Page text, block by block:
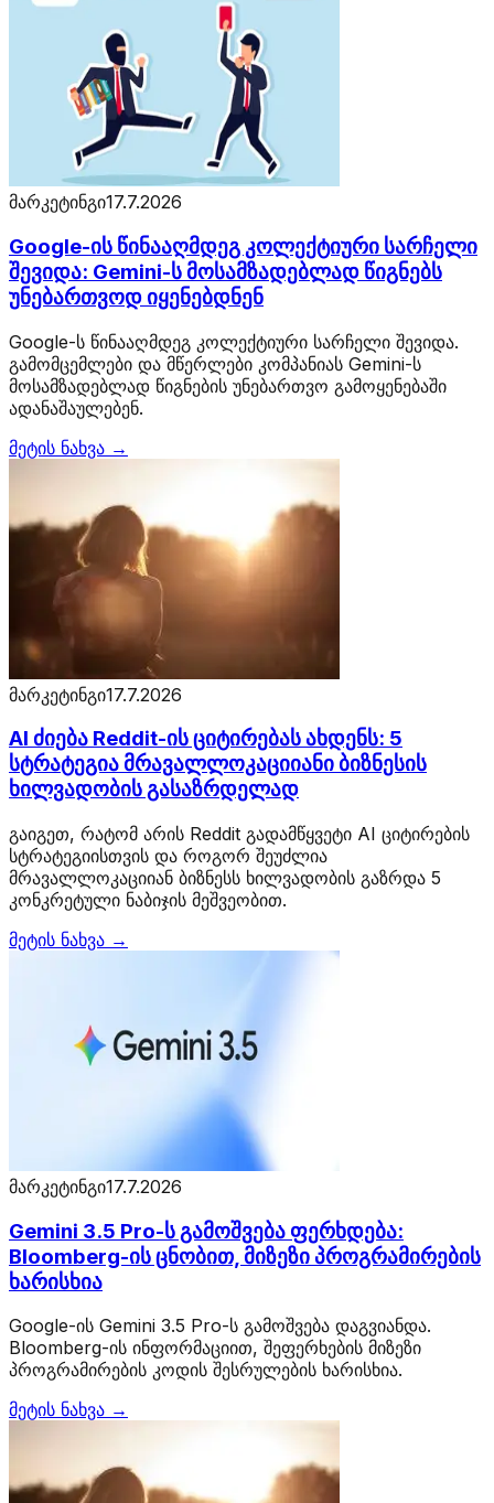
მარკეტინგი17.7.2026
Google-ის წინააღმდეგ კოლექტიური სარჩელი
შევიდა: Gemini-ს მოსამზადებლად წიგნებს
უნებართვოდ იყენებდნენ
Google-ს წინააღმდეგ კოლექტიური სარჩელი შევიდა.
გამომცემლები და მწერლები კომპანიას Gemini-ს
მოსამზადებლად წიგნების უნებართვო გამოყენებაში
ადანაშაულებენ.
მეტის ნახვა →
მარკეტინგი17.7.2026
AI ძიება Reddit-ის ციტირებას ახდენს: 5
სტრატეგია მრავალლოკაციიანი ბიზნესის
ხილვადობის გასაზრდელად
გაიგეთ, რატომ არის Reddit გადამწყვეტი AI ციტირების
სტრატეგიისთვის და როგორ შეუძლია
მრავალლოკაციიან ბიზნესს ხილვადობის გაზრდა 5
კონკრეტული ნაბიჯის მეშვეობით.
მეტის ნახვა →
მარკეტინგი17.7.2026
Gemini 3.5 Pro-ს გამოშვება ფერხდება:
Bloomberg-ის ცნობით, მიზეზი პროგრამირების
ხარისხია
Google-ის Gemini 3.5 Pro-ს გამოშვება დაგვიანდა.
Bloomberg-ის ინფორმაციით, შეფერხების მიზეზი
პროგრამირების კოდის შესრულების ხარისხია.
მეტის ნახვა →